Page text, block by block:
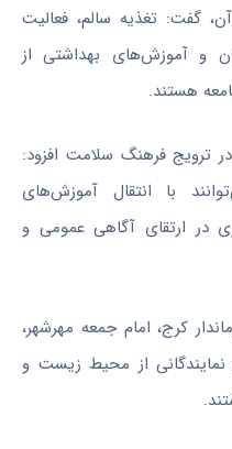
گفت: تغذیه سالم، فعالیت
و آموزش‌های بهداشتی از
هستند.
ترویج فرهنگ سلامت افزود:
با انتقال آموزش‌های
در ارتقای آگاهی عمومی و
کرج، امام جمعه مهرشهر،
از محیط زیست و